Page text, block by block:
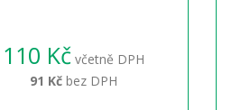
110 Kč včetně DPH
91 Kčbez DPH